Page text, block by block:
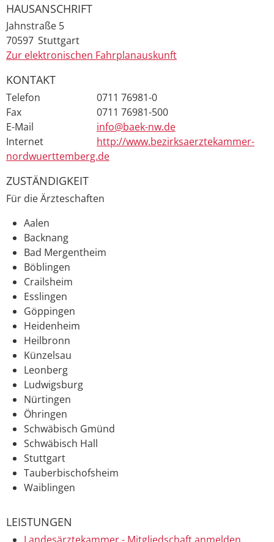
HAUSANSCHRIFT
Jahnstraße 5
70597 Stuttgart
Zur elektronischen Fahrplanauskunft
KONTAKT
Telefon
0711 76981-0
Fax
0711 76981-500
E-Mail
info@baek-nw.de
Internet
http://www.bezirksaerztekammer-
nordwuerttemberg.de
ZUSTÄNDIGKEIT
Für die Ärzteschaften
Aalen
Backnang
Bad Mergentheim
Böblingen
Crailsheim
Esslingen
Göppingen
Heidenheim
Heilbronn
Künzelsau
Leonberg
Ludwigsburg
Nürtingen
Öhringen
Schwäbisch Gmünd
Schwäbisch Hall
Stuttgart
Tauberbischofsheim
Waiblingen
LEISTUNGEN